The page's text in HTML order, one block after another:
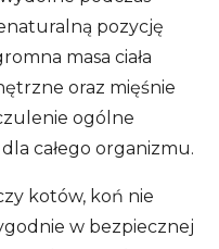
pozycję
masa ciała
oraz mięśnie
ogólne
całego organizmu.
kotów, koń nie
w bezpiecznej